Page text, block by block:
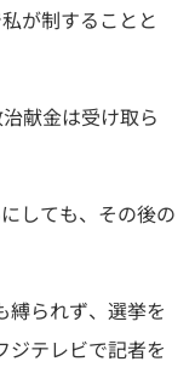
が制することと
献金は受け取ら
しても、その後の
縛られず、選挙を
ジテレビで記者を